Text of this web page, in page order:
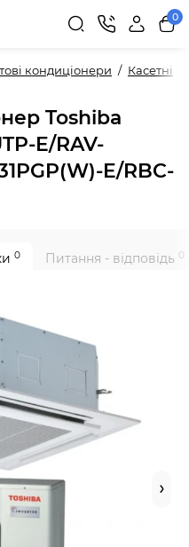
0
кондиціонери Касетні
Toshiba
E/RAV-
E/RBC-
0 Питання - відповідь 0